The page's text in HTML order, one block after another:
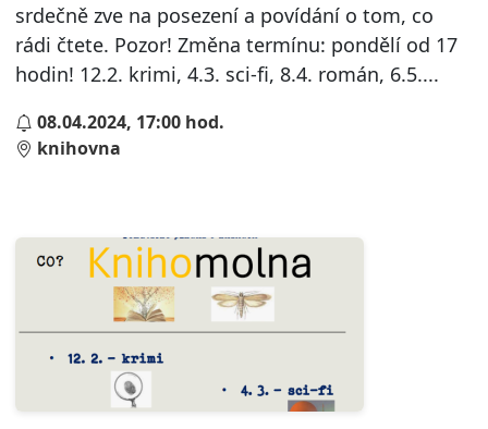
srdečně zve na posezení a povídání o tom, co
rádi čtete. Pozor! Změna termínu: pondělí od 17
hodin! 12.2. krimi, 4.3. sci-fi, 8.4. román, 6.5....
08.04.2024, 17:00 hod.
knihovna